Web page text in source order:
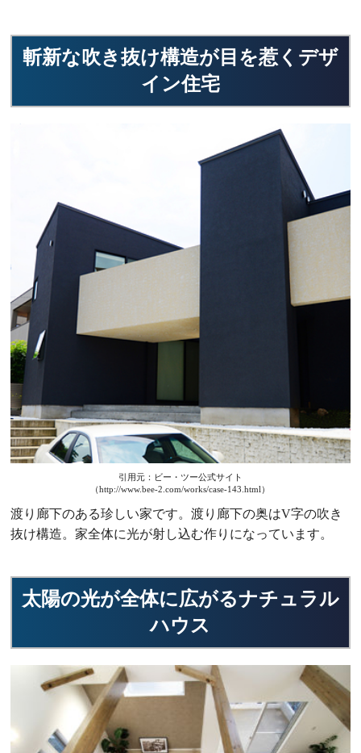
斬新な吹き抜け構造が目を惹くデザ
イン住宅
引用元：ビー・ツー公式サイト
（http://www.bee-2.com/works/case-143.html）
渡り廊下のある珍しい家です。渡り廊下の奥はV字の吹き
抜け構造。家全体に光が射し込む作りになっています。
太陽の光が全体に広がるナチュラル
ハウス